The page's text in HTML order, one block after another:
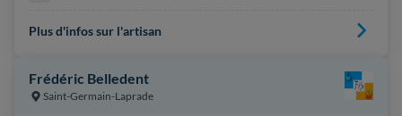
Plus d'infos sur l'artisan
Frédéric Belledent
Saint-Germain-Laprade